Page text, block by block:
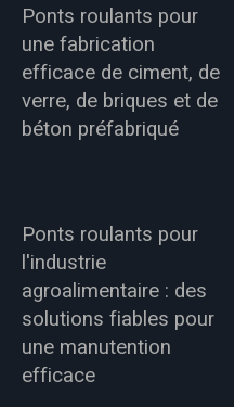
Ponts roulants pour
une fabrication
efficace de ciment, de
verre, de briques et de
béton préfabriqué
Ponts roulants pour
l'industrie
agroalimentaire : des
solutions fiables pour
une manutention
efficace